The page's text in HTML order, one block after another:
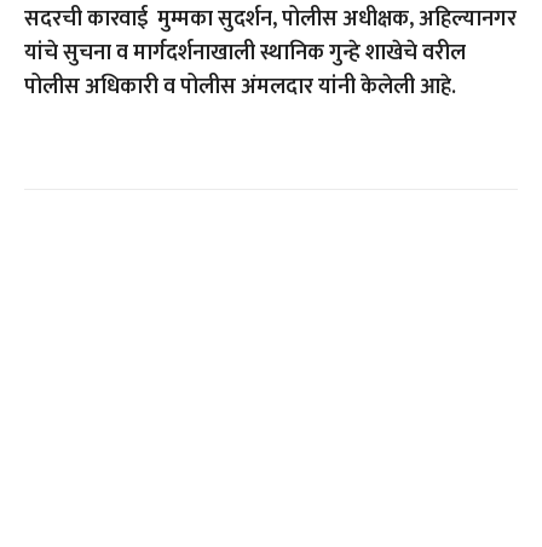
सदरची कारवाई मुम्मका सुदर्शन, पोलीस अधीक्षक, अहिल्यानगर
यांचे सुचना व मार्गदर्शनाखाली स्थानिक गुन्हे शाखेचे वरील
पोलीस अधिकारी व पोलीस अंमलदार यांनी केलेली आहे.